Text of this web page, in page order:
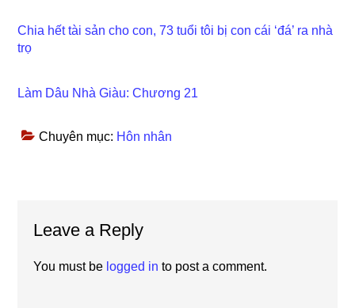
Chia hết tài sản cho con, 73 tuổi tôi bị con cái ‘đá’ ra nhà
trọ
Làm Dâu Nhà Giàu: Chương 21
Chuyên mục: Hôn nhân
Interactions
Leave a Reply
You must be logged in to post a comment.